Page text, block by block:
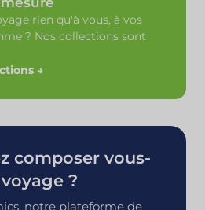
rien qu'à vous, à vos
? Nos collections sont
→
composer vous-
?
notre plateforme de